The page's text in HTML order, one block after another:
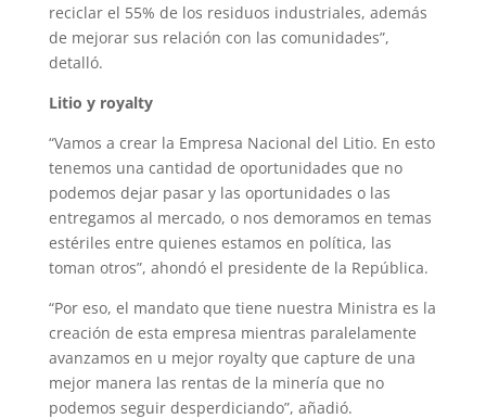
reciclar el 55% de los residuos industriales, además
de mejorar sus relación con las comunidades”,
detalló.
Litio y royalty
“Vamos a crear la Empresa Nacional del Litio. En esto
tenemos una cantidad de oportunidades que no
podemos dejar pasar y las oportunidades o las
entregamos al mercado, o nos demoramos en temas
estériles entre quienes estamos en política, las
toman otros”, ahondó el presidente de la República.
“Por eso, el mandato que tiene nuestra Ministra es la
creación de esta empresa mientras paralelamente
avanzamos en u mejor royalty que capture de una
mejor manera las rentas de la minería que no
podemos seguir desperdiciando”, añadió.